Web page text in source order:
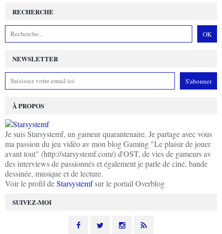
NEWSLETTER
SUIVEZ-MOI
RECHERCHE
À PROPOS
Je suis Starsystemf, un gameur quarantenaire. Je partage avec vous
ma passion du jeu vidéo av mon blog Gaming "Le plaisir de jouer
avant tout" (http://starsystemf.com/) d'OST, de vies de gameurs av
des interviews de passionnés et également je parle de ciné, bande
dessinée, musique et de lecture.
Voir le profil deStarsystemfsur le portail Overblog